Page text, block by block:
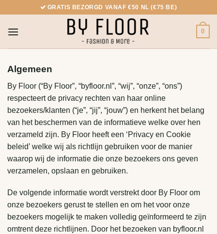
inhoud
GRATIS BEZORGD VANAF €50 NL (€75 BE)
0
Algemeen
By Floor (“By Floor”, “byfloor.nl”, “wij”, “onze”, “ons”)
respecteert de privacy rechten van haar online
bezoekers/klanten (“je”, “jij”, “jouw”) en herkent het belang
van het beschermen van de informatieve welke over hen
verzameld zijn. By Floor heeft een ‘Privacy en Cookie
beleid’ welke wij als richtlijn gebruiken voor de manier
waarop wij de informatie die onze bezoekers ons geven
verzamelen, opslaan en gebruiken.
De volgende informatie wordt verstrekt door By Floor om
onze bezoekers gerust te stellen en om het voor onze
bezoekers mogelijk te maken volledig geïnformeerd te zijn
omtrent deze richtlijnen. Door het bezoeken van byfloor.nl